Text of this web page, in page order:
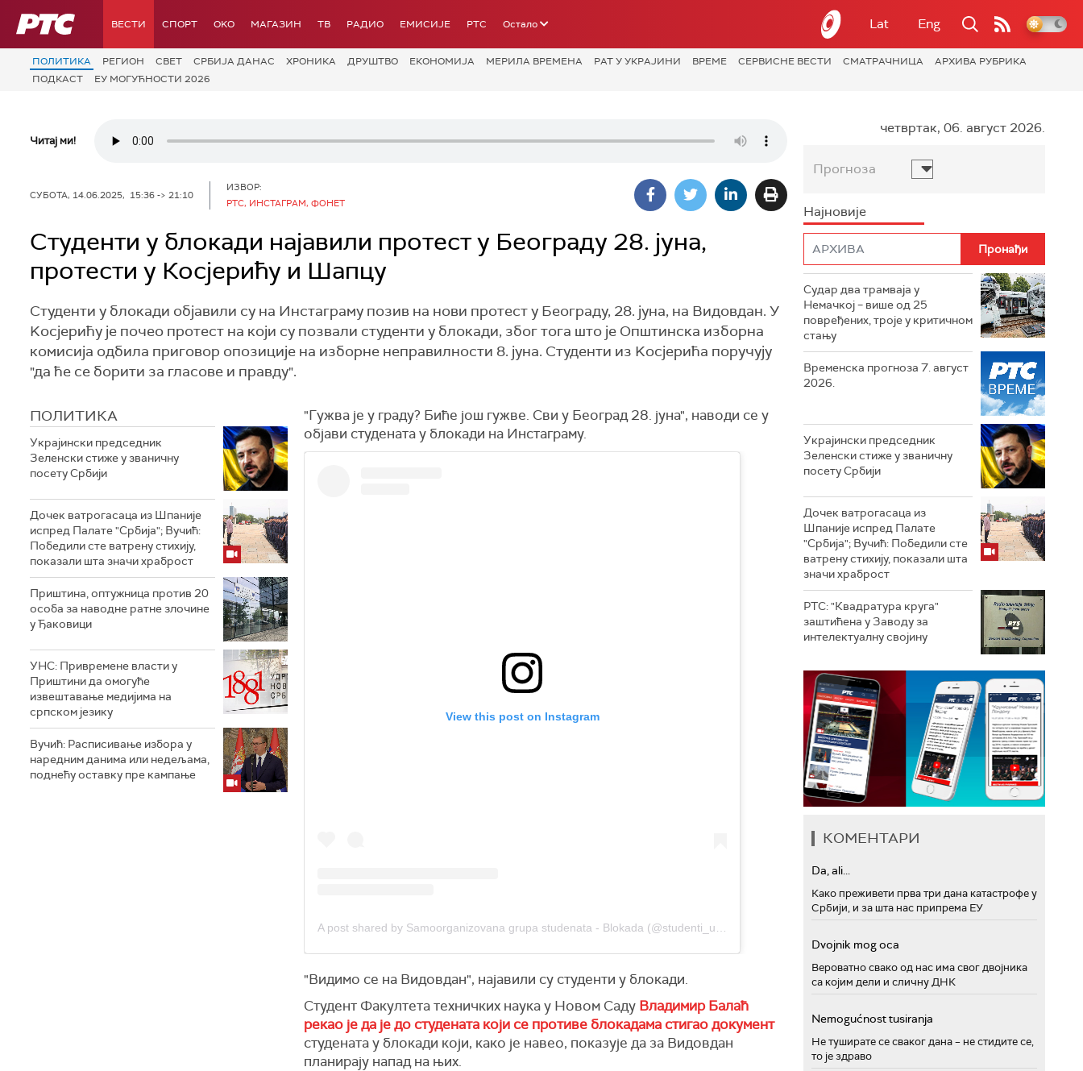
РТС ВЕСТИ СПОРТ OKO МАГАЗИН ТВ РАДИО ЕМИСИЈЕ РТС Остало Lat Eng
ПОЛИТИКА РЕГИОН СВЕТ СРБИЈА ДАНАС ХРОНИКА ДРУШТВО ЕКОНОМИЈА МЕРИЛА ВРЕМЕНА РАТ У УКРАЈИНИ ВРЕМЕ СЕРВИСНЕ ВЕСТИ СМАТРАЧНИЦА
АРХИВА РУБРИКА
ПОДКАСТ
ЕУ МОГУЋНОСТИ 2026
Читај ми!
СУБОТА, 14.06.2025, 15:36 -> 21:10
ИЗВОР:
РТС, ИНСТАГРАМ, ФОНЕТ
Студенти у блокади најавили протест у Београду 28. јуна,
протести у Косјерићу и Шапцу
Студенти у блокади објавили су на Инстаграму позив на нови протест у Београду, 28. јуна, на Видовдан. У
Kосјерићу је почео протест на који су позвали студенти у блокади, због тога што је Општинска изборна
комисија одбила приговор опозиције на изборне неправилности 8. јуна. Студенти из Kосјерића поручују
"да ће се борити за гласове и правду".
ПОЛИТИКА
Украјински председник
Зеленски стиже у званичну
посету Србији
Дочек ватрогасаца из Шпаније
испред Палате "Србија"; Вучић:
Победили сте ватрену стихију,
показали шта значи храброст
Приштина, оптужница против 20
особа за наводне ратне злочине
у Ђаковици
УНС: Привремене власти у
Приштини да омогуће
извештавање медијима на
српском језику
Вучић: Расписивање избора у
наредним данима или недељама,
поднећу оставку пре кампање
"Гужва је у граду? Биће још гужве. Сви у Београд 28. јуна", наводи се у
објави студената у блокади на Инстаграму.
View this post on Instagram
"Видимо се на Видовдан", најавили су студенти у блокади.
Студент Факултета техничких наука у Новом Саду Владимир Балаћ
рекао је да је до студената који се противе блокадама стигао документ
студената у блокади који, како је навео, показује да за Видовдан
планирају напад на њих.
четвртак, 06. август 2026.
Прогноза
Најновије
Судар два трамваја у
Немачкој – више од 25
повређених, троје у критичном
стању
Временска прогноза 7. август
2026.
Украјински председник
Зеленски стиже у званичну
посету Србији
Дочек ватрогасаца из
Шпаније испред Палате
"Србија"; Вучић: Победили сте
ватрену стихију, показали шта
значи храброст
РТС: "Квадратура круга"
заштићена у Заводу за
интелектуалну својину
КОМЕНТАРИ
Da, ali...
Како преживети прва три дана катастрофе у
Србији, и за шта нас припрема ЕУ
Dvojnik mog oca
Вероватно свако од нас има свог двојника
са којим дели и сличну ДНК
Nemogućnost tusiranja
Не туширате се сваког дана – не стидите се,
то је здраво